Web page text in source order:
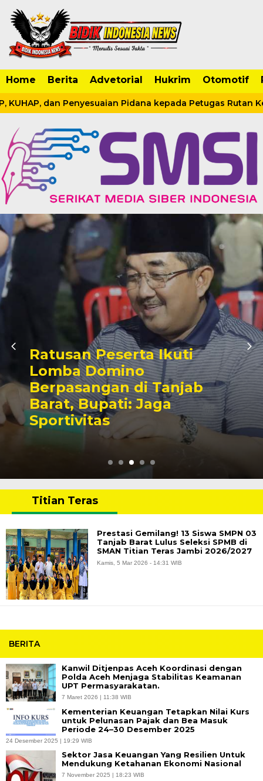
Home Berita Advetorial Hukrim Otomotif
KUHAP, dan Penyesuaian Pidana kepada Petugas Rutan
Ratusan Peserta Ikuti
Lomba Domino
Berpasangan di Tanjab
Barat, Bupati: Jaga
Sportivitas
BERITA
Kanwil Ditjenpas Aceh Koordinasi dengan
Polda Aceh Menjaga Stabilitas Keamanan
UPT Permasyarakatan.
7 Maret 2026 | 11:38 WIB
Kementerian Keuangan Tetapkan Nilai Kurs
untuk Pelunasan Pajak dan Bea Masuk
Periode 24–30 Desember 2025
24 Desember 2025 | 19:29 WIB
Sektor Jasa Keuangan Yang Resilien Untuk
Mendukung Ketahanan Ekonomi Nasional
7 November 2025 | 18:23 WIB
Titian Teras
Prestasi Gemilang! 13 Siswa SMPN 03
Tanjab Barat Lulus Seleksi SPMB di
SMAN Titian Teras Jambi 2026/2027
Kamis, 5 Mar 2026 - 14:31 WIB